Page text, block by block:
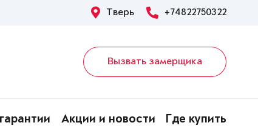
Тверь +74822750322
Вызвать замерщика
Акции и новости Где купить